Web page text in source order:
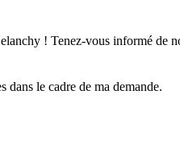
! Tenez-vous informé de
dans le cadre de ma demande.